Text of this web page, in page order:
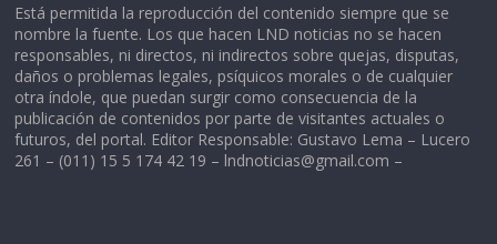
Está permitida la reproducción del contenido siempre que se
nombre la fuente. Los que hacen LND noticias no se hacen
responsables, ni directos, ni indirectos sobre quejas, disputas,
daños o problemas legales, psíquicos morales o de cualquier
otra índole, que puedan surgir como consecuencia de la
publicación de contenidos por parte de visitantes actuales o
futuros, del portal. Editor Responsable: Gustavo Lema – Lucero
261 – (011) 15 5 174 42 19 – lndnoticias@gmail.com –